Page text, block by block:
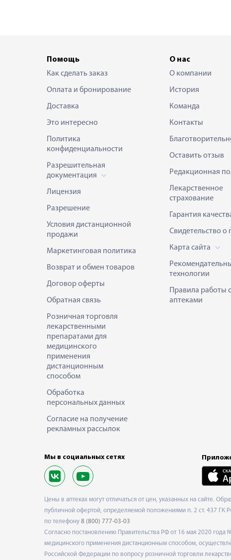
Помощь
Как сделать заказ
Оплата и бронирование
Доставка
Это интересно
Политика
конфиденциальности
Разрешительная
документация
Лицензия
Разрешение
Условия дистанционной
продажи
Маркетинговая политика
Возврат и обмен товаров
Договор оферты
Обратная связь
Розничная торговля
лекарственными
препаратами для
медицинского
применения
дистанционным
способом
Обработка
персональных данных
Согласие на получение
рекламных рассылок
О нас
О компании
История
Команда
Контакты
Оставить отзыв
Редакционная
Лекарственное
страхование
Гарантия
Свидетельство о
Карта сайта
технологии
Правила работы с
аптеками
Мы в социальных сетях
Цены в аптеках могут отличаться от цен, указанных на сайте.
публичной офертой, определяемой положениями п. 2 ст. 437 ГК
по телефону 8 (800) 777-03-03
Согласно постановлению Правительства РФ от 16 мая 2020
медицинского применения дистанционным способом,
Российской Федерации по вопросу розничной торговли